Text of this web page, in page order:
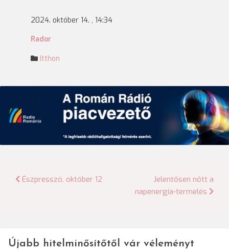
2024. október 14. , 14:34
Rador
Itthon
Bejegyzés
Észpresszó, október 12
Jelentősen nőtt a
napenergia-termelés
Újabb hitelminősítőtől vár véleményt